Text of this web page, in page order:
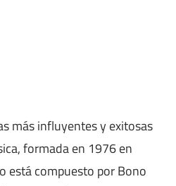
más influyentes y exitosas
formada en 1976 en
está compuesto por Bono